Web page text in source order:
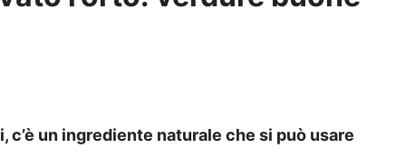
un ingrediente naturale che si può usare